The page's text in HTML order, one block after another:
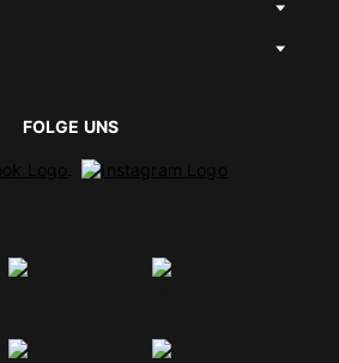
FOLGE UNS